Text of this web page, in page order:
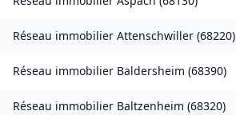
Réseau immobilier Attenschwiller (68220)
Réseau immobilier Baldersheim (68390)
Réseau immobilier Baltzenheim (68320)